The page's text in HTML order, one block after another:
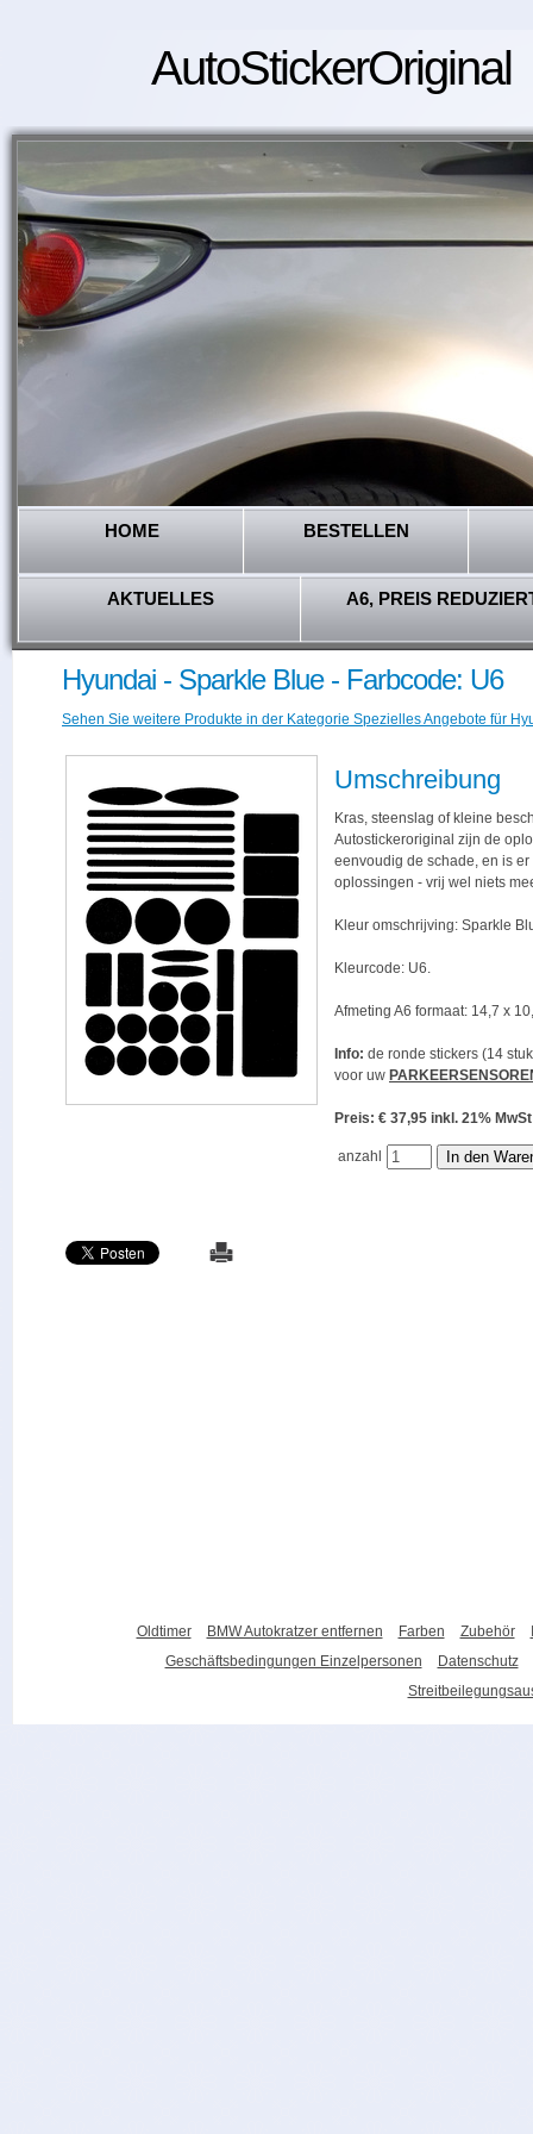
AutoStickerOriginal
HOME BESTELLEN
AKTUELLES A6, PREIS
Hyundai - Sparkle Blue - Farbcode: U6
Sehen Sie weitere Produkte in der Kategorie Spezielles Angebote für
Umschreibung
Kras, steenslag of kleine
Autostickeroriginal zijn de
eenvoudig de schade, en is
oplossingen - vrij wel niets
Kleur omschrijving: Sparkle
Kleurcode: U6.
Afmeting A6 formaat: 14,7 x
Info: de ronde stickers (14
voor uw
Preis: € 37,95 inkl. 21%
anzahl
Oldtimer BMW Autokratzer entfernen Farben Zubehör
Geschäftsbedingungen Einzelpersonen
Datenschutz